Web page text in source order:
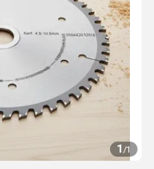
1/1